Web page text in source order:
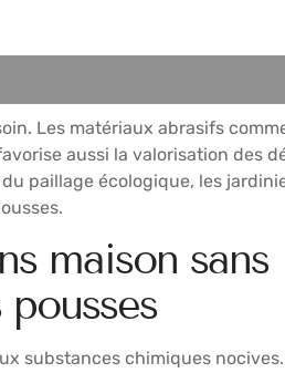
Les matériaux abrasifs
aussi la valorisation des
paillage écologique, les
maison sans
substances chimiques